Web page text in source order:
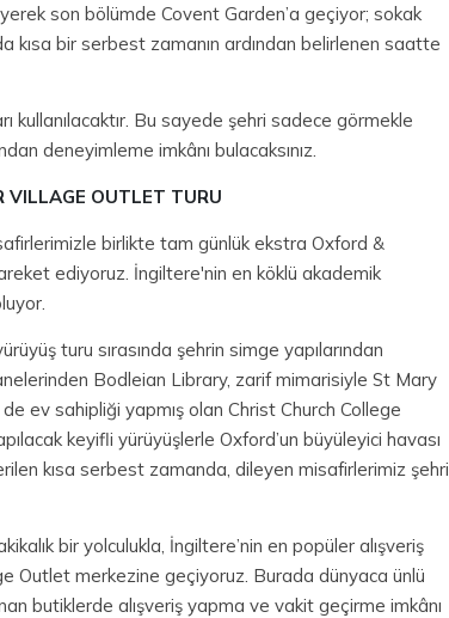
son bölümde Covent Garden’a geçiyor; sokak
kısa bir serbest zamanın ardından belirlenen saatte
kullanılacaktır. Bu sayede şehri sadece görmekle
deneyimleme imkânı bulacaksınız.
VILLAGE OUTLET TURU
birlikte tam günlük ekstra Oxford &
ediyoruz. İngiltere'nin en köklü akademik
turu sırasında şehrin simge yapılarından
Bodleian Library, zarif mimarisiyle St Mary
ev sahipliği yapmış olan Christ Church College
keyifli yürüyüşlerle Oxford’un büyüleyici havası
kısa serbest zamanda, dileyen misafirlerimiz şehri
bir yolculukla, İngiltere’nin en popüler alışveriş
Outlet merkezine geçiyoruz. Burada dünyaca ünlü
butiklerde alışveriş yapma ve vakit geçirme imkânı